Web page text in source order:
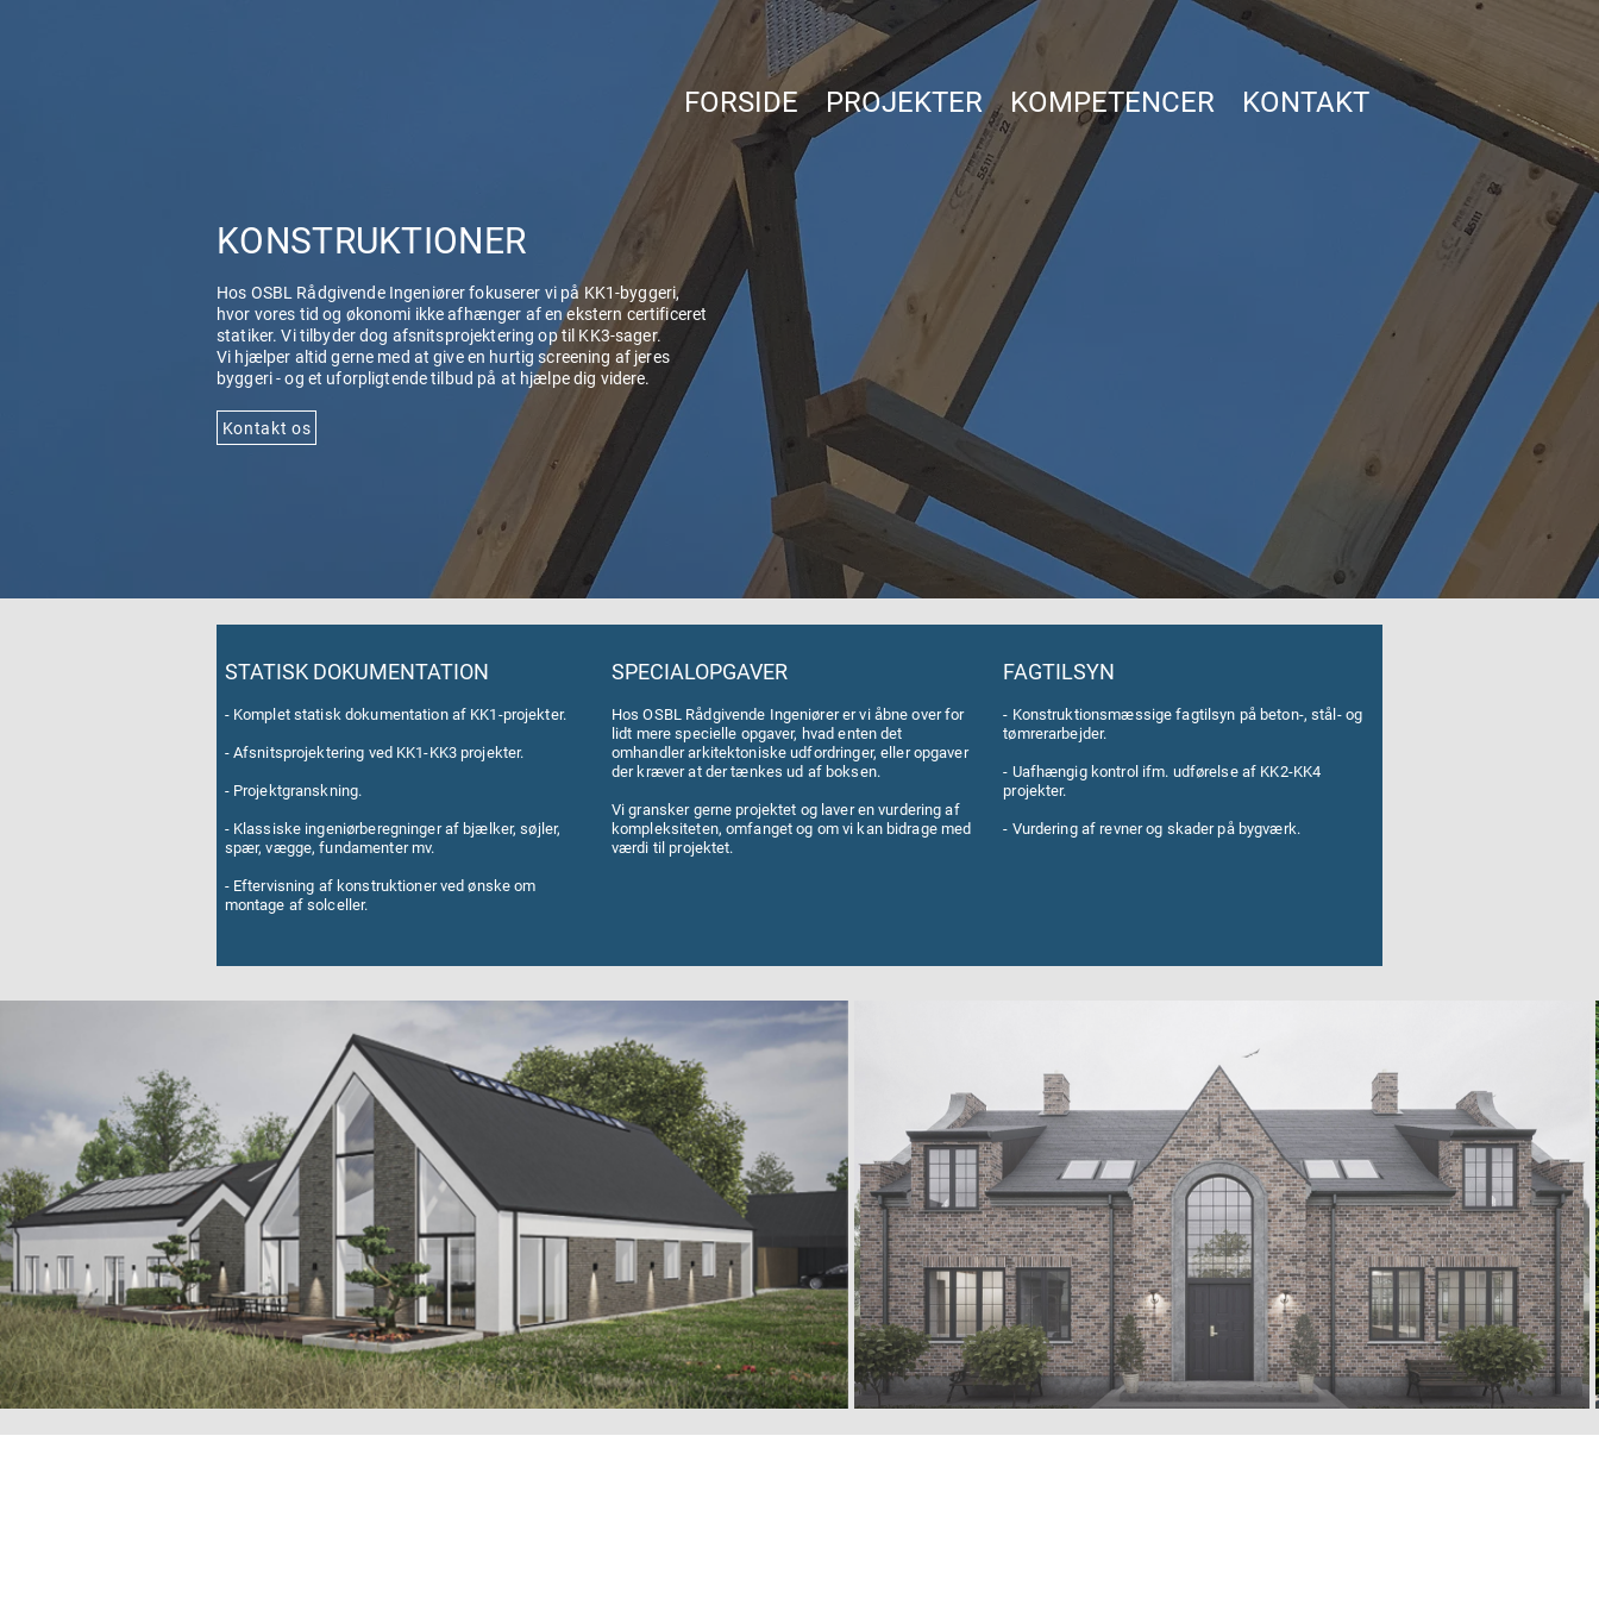
FORSIDE PROJEKTER KOMPETENCER KONTAKT
KONSTRUKTIONER
Hos OSBL Rådgivende Ingeniører fokuserer vi på KK1-byggeri,
hvor vores tid og økonomi ikke afhænger af en ekstern certificeret
statiker. Vi tilbyder dog afsnitsprojektering op til KK3-sager.
Vi hjælper altid gerne med at give en hurtig screening af jeres
byggeri - og et uforpligtende tilbud på at hjælpe dig videre.
Kontakt os
STATISK DOKUMENTATION
- Komplet statisk dokumentation af KK1-projekter.
- Afsnitsprojektering ved KK1-KK3 projekter.
- Projektgranskning.
- Klassiske ingeniørberegninger af bjælker, søjler,
spær, vægge, fundamenter mv.
- Eftervisning af konstruktioner ved ønske om
montage af solceller.
SPECIALOPGAVER
Hos OSBL Rådgivende Ingeniører er vi åbne over for
lidt mere specielle opgaver, hvad enten det
omhandler arkitektoniske udfordringer, eller opgaver
der kræver at der tænkes ud af boksen.
Vi gransker gerne projektet og laver en vurdering af
kompleksiteten, omfanget og om vi kan bidrage med
værdi til projektet.
FAGTILSYN
- Konstruktionsmæssige fagtilsyn på beton-, stål- og
tømrerarbejder.
- Uafhængig kontrol ifm. udførelse af KK2-KK4
projekter.
- Vurdering af revner og skader på bygværk.